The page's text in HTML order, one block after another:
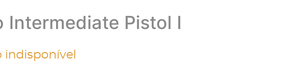
Intermediate Pistol I
indisponível